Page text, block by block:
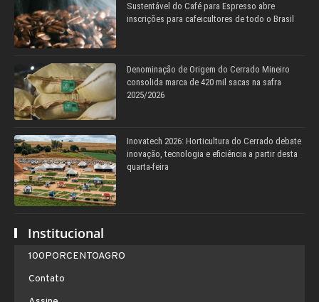
Sustentável do Café para Espresso abre
inscrições para cafeicultores de todo o Brasil
Denominação de Origem do Cerrado Mineiro
consolida marca de 420 mil sacas na safra
2025/2026
Inovatech 2026: Horticultura do Cerrado debate
inovação, tecnologia e eficiência a partir desta
quarta-feira
Institucional
100PORCENTOAGRO
Contato